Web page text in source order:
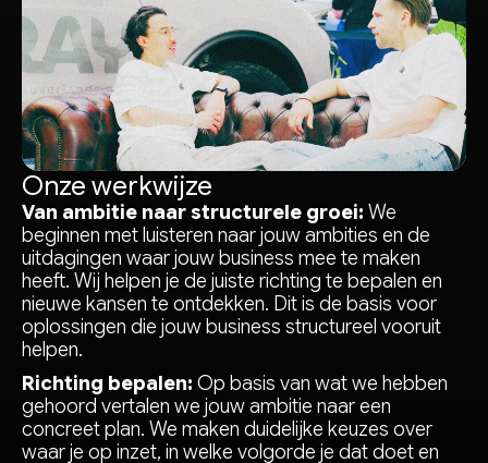
Onze werkwijze
Van ambitie naar structurele groei: We
beginnen met luisteren naar jouw ambities en de
uitdagingen waar jouw business mee te maken
heeft. Wij helpen je de juiste richting te bepalen en
nieuwe kansen te ontdekken. Dit is de basis voor
oplossingen die jouw business structureel vooruit
helpen.
Richting bepalen: Op basis van wat we hebben
gehoord vertalen we jouw ambitie naar een
concreet plan. We maken duidelijke keuzes over
waar je op inzet, in welke volgorde je dat doet en